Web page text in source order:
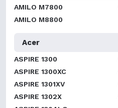
AMILO M7800
AMILO M8800
Acer
ASPIRE 1300
ASPIRE 1300XC
ASPIRE 1301XV
ASPIRE 1302X